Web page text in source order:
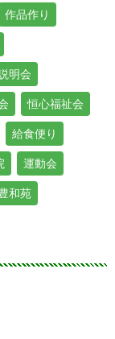
作品作り
明会
恒心福祉会
給食便り
運動会
和苑